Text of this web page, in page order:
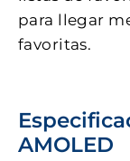
para llegar
favoritas.
AMOLED